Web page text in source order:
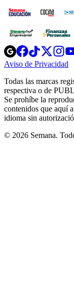
Opens
in
new
Opens
in
new
Opens
in
newnew
Aviso de Privacidad
Todas las marcas
respectiva o de
Se prohíbe la
contenidos que aquí
idioma sin
© 2026 Semana.